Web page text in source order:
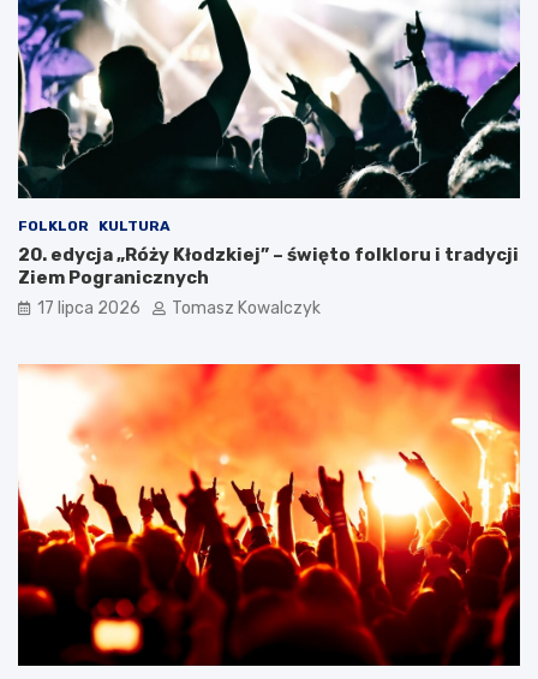
a
r
c
i
a
W
a
k
a
c
j
i
FOLKLOR KULTURA
20. edycja „Róży Kłodzkiej” – święto folkloru i tradycji
Ziem Pogranicznych
17 lipca 2026 Tomasz Kowalczyk